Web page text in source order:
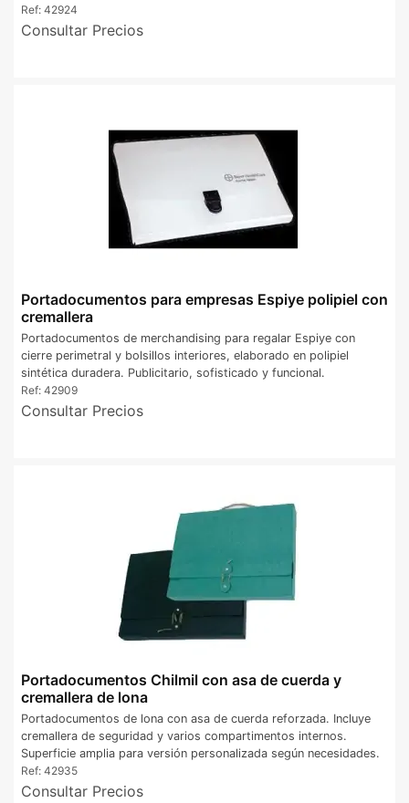
Ref: 42924
Consultar Precios
Portadocumentos para empresas Espiye polipiel con
cremallera
Portadocumentos de merchandising para regalar Espiye con
cierre perimetral y bolsillos interiores, elaborado en polipiel
sintética duradera. Publicitario, sofisticado y funcional.
Ref: 42909
Consultar Precios
Portadocumentos Chilmil con asa de cuerda y
cremallera de lona
Portadocumentos de lona con asa de cuerda reforzada. Incluye
cremallera de seguridad y varios compartimentos internos.
Superficie amplia para versión personalizada según necesidades.
Ref: 42935
Consultar Precios